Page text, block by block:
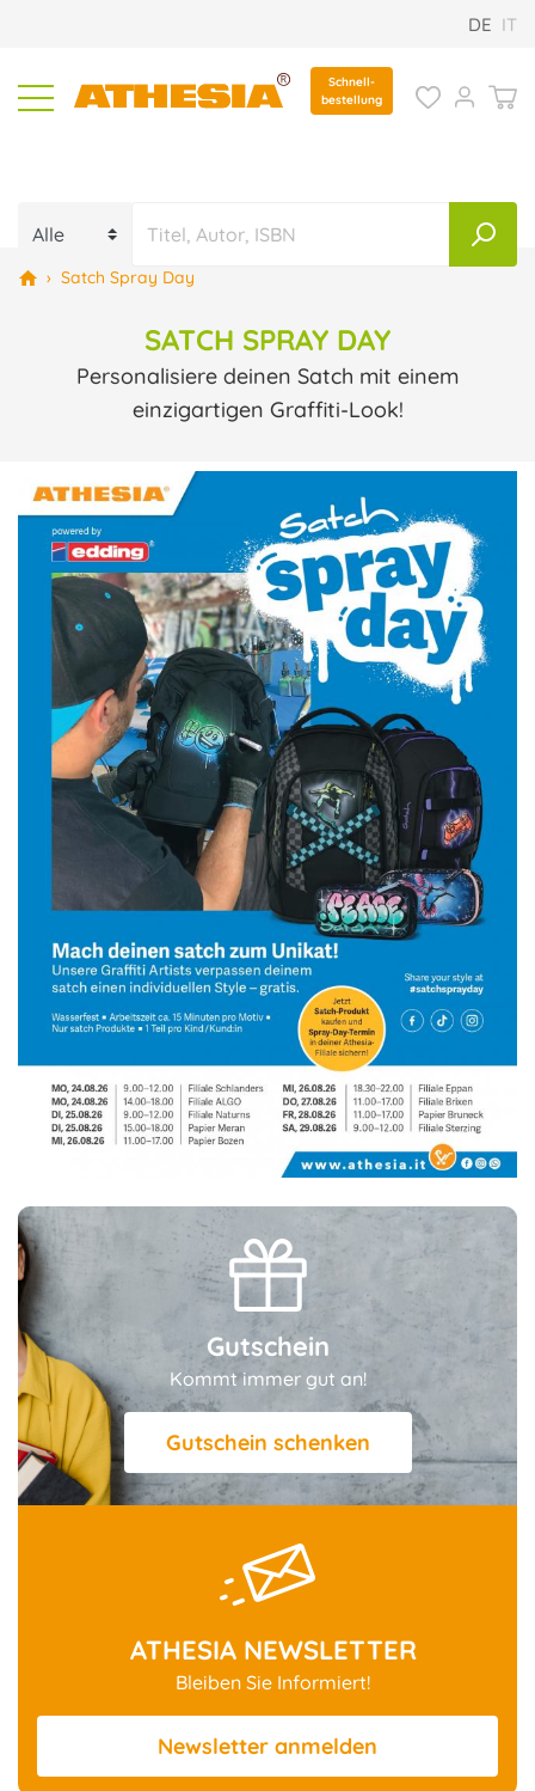
DE IT
Schnell-
bestellung
› Satch Spray Day
SATCH SPRAY DAY
Personalisiere deinen Satch mit einem
einzigartigen Graffiti-Look!
Gutschein
Kommt immer gut an!
Gutschein schenken
ATHESIA NEWSLETTER
Bleiben Sie Informiert!
Newsletter anmelden